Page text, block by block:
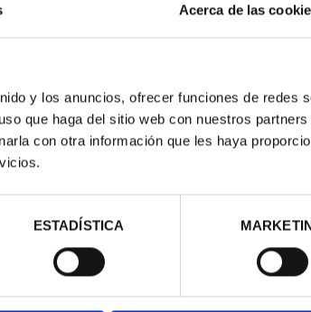
Acerca de las
y los anuncios, ofrecer funciones de redes
que haga del sitio web con nuestros partners
con otra información que les haya
ESTADÍSTICA